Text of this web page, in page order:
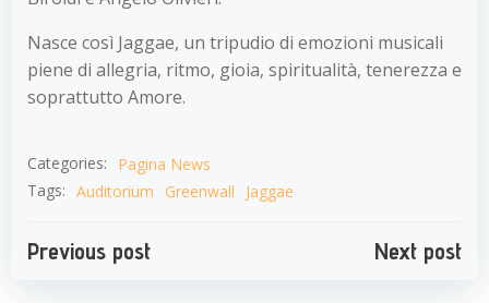
Nasce così Jaggae, un tripudio di emozioni musicali
piene di allegria, ritmo, gioia, spiritualità, tenerezza e
soprattutto Amore.
Categories:
Pagina News
Tags: Auditorium Greenwall Jaggae
Navigazione
Previous post
Navigazione
Next post